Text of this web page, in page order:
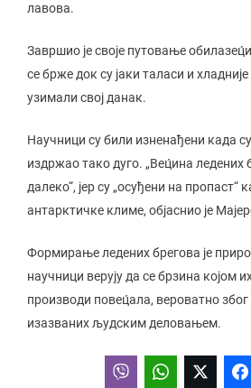
лавова.
Завршио је своје путовање
се брже док су јаки таласи и
узимали свој данак.
Научници су били изненађени када
издржао тако дуго. „Вец́ина ледених
далеко“, јер су „осуђени на пропаст“
антарктичке климе, објаснио је
Формирање ледених брегова је
научници верују да се брзина којом
производи повец́ала, вероватно
изазваних људским деловањем.